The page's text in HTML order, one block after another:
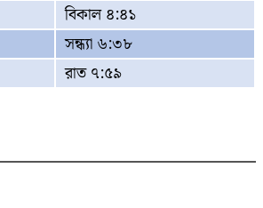
বিকাল ৪:৪১
সন্ধ্যা ৬:৩৮
রাত ৭:৫৯